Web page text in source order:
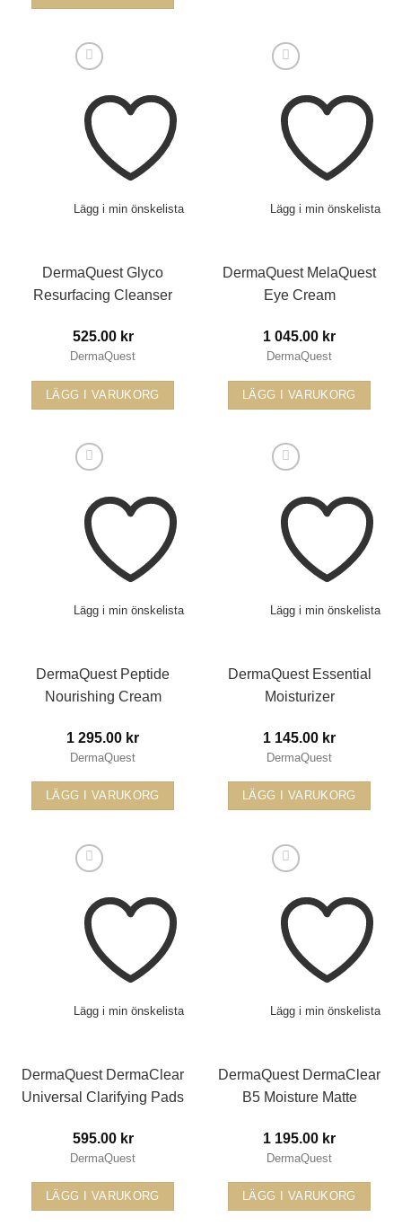
här
har
flera
De
alternativen
på
produktsidan
Lägg i min önskelista
DermaQuest Glyco
Resurfacing Cleanser
525.00 kr
DermaQuest
LÄGG I VARUKORG
Lägg i min önskelista
DermaQuest MelaQuest
Eye Cream
1 045.00 kr
DermaQuest
LÄGG I VARUKORG
Lägg i min önskelista
DermaQuest Peptide
Nourishing Cream
1 295.00 kr
DermaQuest
LÄGG I VARUKORG
Lägg i min önskelista
DermaQuest Essential
Moisturizer
1 145.00 kr
DermaQuest
LÄGG I VARUKORG
Lägg i min önskelista
DermaQuest DermaClear
Universal Clarifying Pads
595.00 kr
DermaQuest
LÄGG I VARUKORG
Lägg i min önskelista
DermaQuest DermaClear
B5 Moisture Matte
1 195.00 kr
DermaQuest
LÄGG I VARUKORG